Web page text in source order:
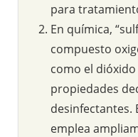
para
En química,
compuesto
como el dióxido
propiedades
desinfectantes.
emplea